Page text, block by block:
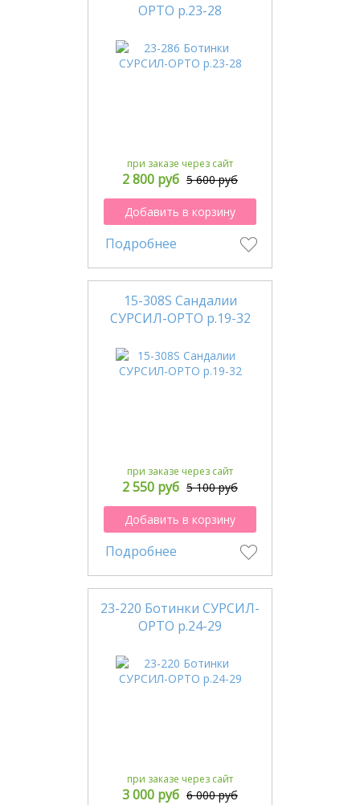
ОРТО р.23-28
при заказе через сайт
2 800 руб 5 600 руб
Добавить в корзину
Подробнее
15-308S Сандалии
СУРСИЛ-ОРТО р.19-32
при заказе через сайт
2 550 руб 5 100 руб
Добавить в корзину
Подробнее
23-220 Ботинки СУРСИЛ-
ОРТО р.24-29
при заказе через сайт
3 000 руб 6 000 руб